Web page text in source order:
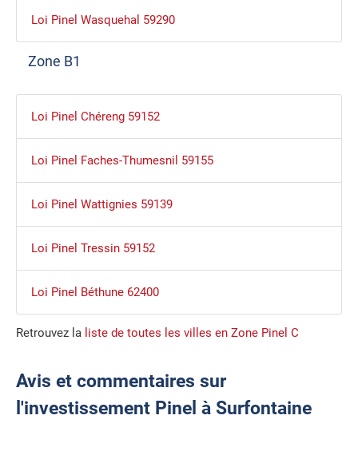
Loi Pinel Wasquehal 59290
Zone B1
Loi Pinel Chéreng 59152
Loi Pinel Faches-Thumesnil 59155
Loi Pinel Wattignies 59139
Loi Pinel Tressin 59152
Loi Pinel Béthune 62400
Retrouvez la liste de toutes les villes en Zone Pinel C
Avis et commentaires sur
l'investissement Pinel à Surfontaine